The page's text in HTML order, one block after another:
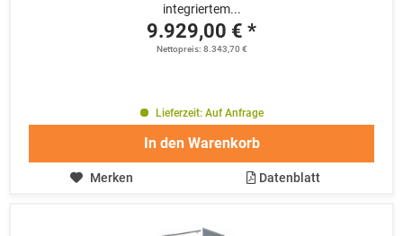
integriertem...
9.929,00 € *
Nettopreis: 8.343,70 €
Lieferzeit: Auf Anfrage
In den Warenkorb
Merken Datenblatt